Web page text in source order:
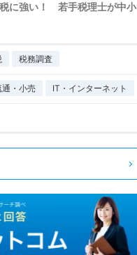
に強い！ 若手税理士が中小
税務調査
通・小売 IT・インターネット